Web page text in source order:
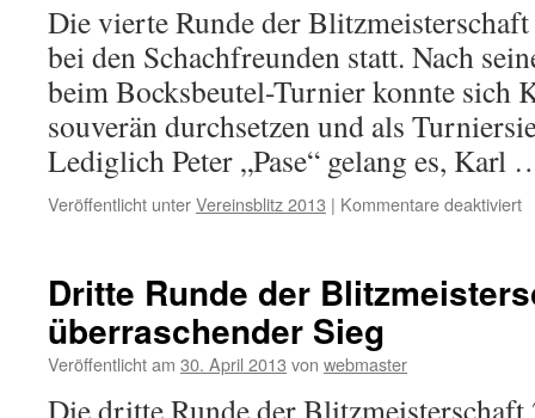
Die vierte Runde der
bei den Schachfreunden statt. Nach
beim Bocksbeutel-Turnier konnte sich
souverän durchsetzen und als
Lediglich Peter „Pase“ gelang es,
Veröffentlicht unterVereinsblitz 2013 | Kommentare deaktiviert
Dritte Runde der
überraschender Sieg
Veröffentlicht am 30. April 2013 von webmaster
Die dritte Runde der Blitzmeisterschaft